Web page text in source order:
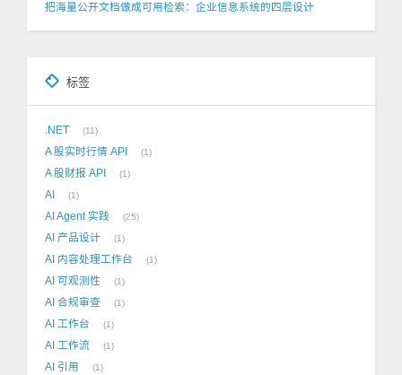
把海量公开文档做成可用检索：企业信息系统的四层设计
标签
.NET 11
A 股实时行情 API 1
A 股财报 API 1
AI 1
AI Agent 实践 25
AI 产品设计 1
AI 内容处理工作台 1
AI 可观测性 1
AI 合规审查 1
AI 工作台 1
AI 工作流 1
AI 引用 1